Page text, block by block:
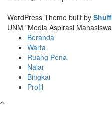
WordPress Theme built by
UNM "Media Aspirasi
Beranda
Warta
Ruang Pena
Nalar
Bingkai
Profil